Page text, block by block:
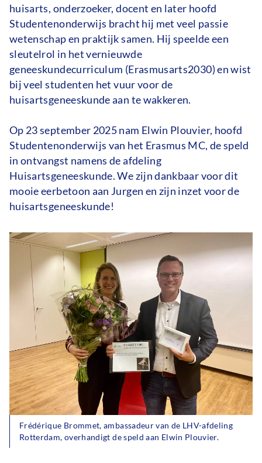
huisarts, onderzoeker, docent en later hoofd
Studentenonderwijs bracht hij met veel passie
wetenschap en praktijk samen. Hij speelde een
sleutelrol in het vernieuwde
geneeskundecurriculum (Erasmusarts2030) en wist
bij veel studenten het vuur voor de
huisartsgeneeskunde aan te wakkeren.
Op 23 september 2025 nam Elwin Plouvier, hoofd
Studentenonderwijs van het Erasmus MC, de speld
in ontvangst namens de afdeling
Huisartsgeneeskunde. We zijn dankbaar voor dit
mooie eerbetoon aan Jurgen en zijn inzet voor de
huisartsgeneeskunde!
Frédérique Brommet, ambassadeur van de LHV-afdeling
Rotterdam, overhandigt de speld aan Elwin Plouvier.